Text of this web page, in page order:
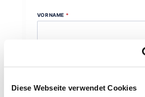
Diese Webseite verwendet Cookies
VORNAME *
Wie dürfen wir Dich ansprechen?